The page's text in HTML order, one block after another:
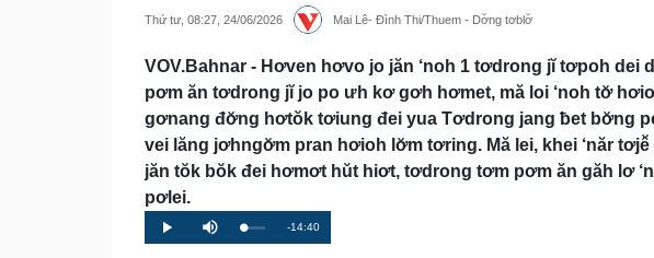
Thứ tư, 08:27, 24/06/2026 Mai Lê- Đình Thi/Thuem - Dơ̆ng tơblơ̆
VOV.Bahnar - Hơven hơvo jo jăn ‘noh 1 tơdrong jĭ tơpoh
pơm ăn tơdrong jĭ jo po ưh kơ gơh hơmet, mă loi ‘noh tơ̆
gơnang đơ̆ng hơtŏk tơiung đei yua Tơdrong jang ƀet bơ̆ng
vei lăng jơhngơ̆m pran hơioh lơ̆m tơring. Mă lei, khei ‘năr
jăn tŏk bŏk đei hơmơt hŭt hiơt, tơdrong tơm pơm ăn găh lơ
pơlei.
Play Mute Loaded
0%
Progress
0%
Remaining
-14:40